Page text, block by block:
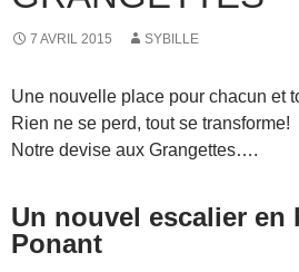
7 AVRIL 2015 SYBILLE
Une nouvelle place pour chacun et
Rien ne se perd, tout se transforme!
Notre devise aux Grangettes….
Un nouvel escalier en
Ponant